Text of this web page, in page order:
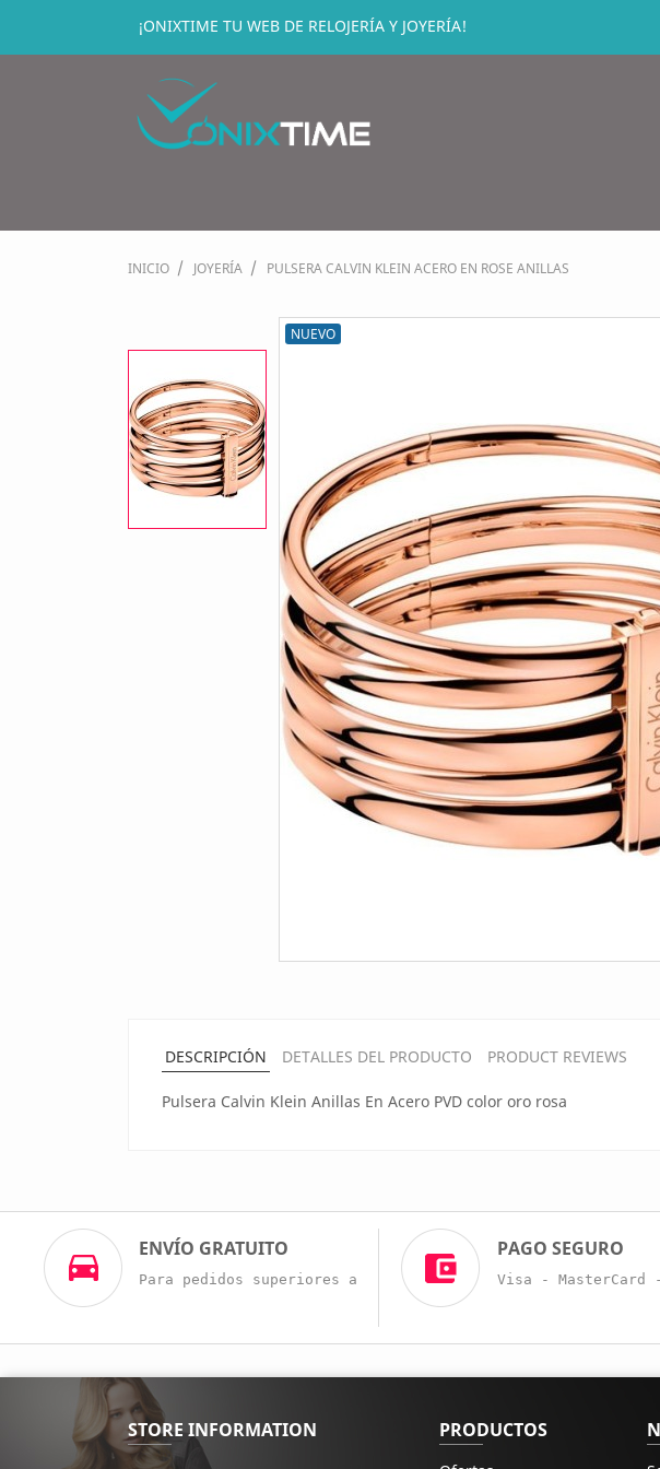
¡ONIXTIME TU WEB DE RELOJERÍA Y JOYERÍA!
INICIO JOYERÍA PULSERA CALVIN KLEIN ACERO EN ROSE ANILLAS
NUEVO
DESCRIPCIÓN DETALLES DEL PRODUCTO PRODUCT REVIEWS
Pulsera Calvin Klein Anillas En Acero PVD color oro rosa
ENVÍO GRATUITO
Para pedidos superiores a 60€
PAGO SEGURO
Visa - MasterCard
STORE INFORMATION PRODUCTOS